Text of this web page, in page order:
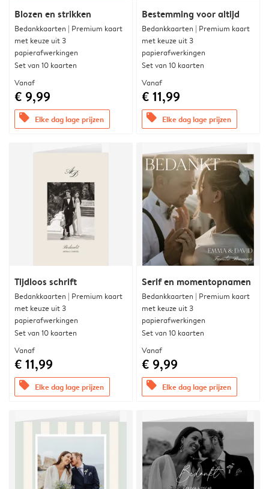
Blozen en strikken
Bedankkaarten | Premium kaart
met keuze uit 3
papierafwerkingen
Set van 10 kaarten
Vanaf
€ 9,99
offers Elke dag lage prijzen
Bestemming voor altijd
Bedankkaarten | Premium kaart
met keuze uit 3
papierafwerkingen
Set van 10 kaarten
Vanaf
€ 11,99
offers Elke dag lage prijzen
Tijdloos schrift
Bedankkaarten | Premium kaart
met keuze uit 3
papierafwerkingen
Set van 10 kaarten
Vanaf
€ 11,99
offers Elke dag lage prijzen
Serif en momentopnamen
Bedankkaarten | Premium kaart
met keuze uit 3
papierafwerkingen
Set van 10 kaarten
Vanaf
€ 9,99
offers Elke dag lage prijzen